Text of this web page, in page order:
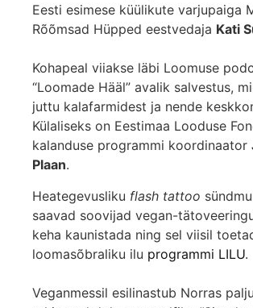
Eesti esimese küülikute varjupaiga
Rõõmsad Hüpped eestvedaja Kati
Kohapeal viiakse läbi Loomuse
“Loomade Hääl” avalik salvestus,
juttu kalafarmidest ja nende
Külaliseks on Eestimaa Looduse
kalanduse programmi koordinaator
Plaan.
Heategevusliku flash tattoo
saavad soovijad vegan-
keha kaunistada ning sel viisil
loomasõbraliku ilu programmi LILU.
Veganmessil esilinastub Norras